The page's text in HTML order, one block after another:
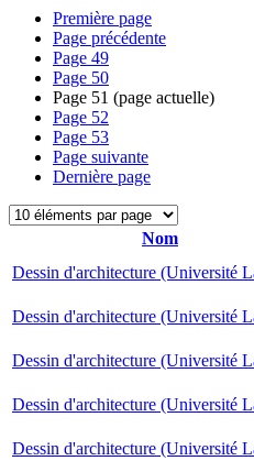
Première page
Page précédente
Page 49
Page 50
Page 51 (page actuelle)
Page 52
Page 53
Page suivante
Dernière page
Nom
Dessin d'architecture (Université
Dessin d'architecture (Université
Dessin d'architecture (Université
Dessin d'architecture (Université
Dessin d'architecture (Université